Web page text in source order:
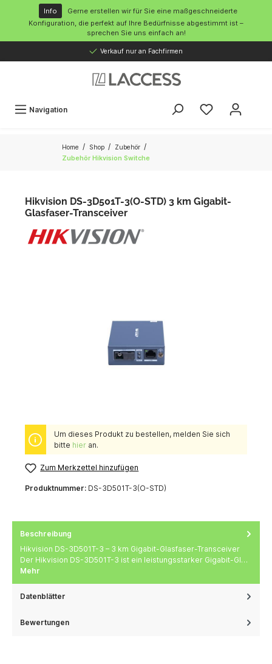
springen
Info
Gerne erstellen wir für Sie eine maßgeschneiderte
Konfiguration, die perfekt auf Ihre Bedürfnisse abgestimmt ist –
sprechen Sie uns einfach an!
Verkauf nur an Fachfirmen
Navigation
Home / Shop / Zubehör /
Zubehör Hikvision Switche
Hikvision DS-3D501T-3(O-STD) 3 km Gigabit-
Glasfaser-Transceiver
Um dieses Produkt zu bestellen, melden Sie sich
bitte hieran.
Zum Merkzettel hinzufügen
Produktnummer: DS-3D501T-3(O-STD)
Beschreibung
Hikvision DS-3D501T-3 – 3 km Gigabit-Glasfaser-Transceiver
Der Hikvision DS-3D501T-3 ist ein leistungsstarker Gigabit-Gl…
Mehr
Datenblätter
Bewertungen